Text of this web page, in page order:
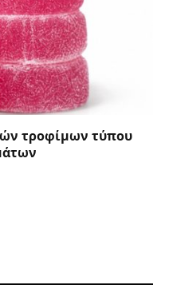
τροφίμων τύπου